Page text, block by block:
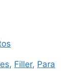
, Filler, Para